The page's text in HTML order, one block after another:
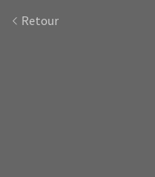
Retour